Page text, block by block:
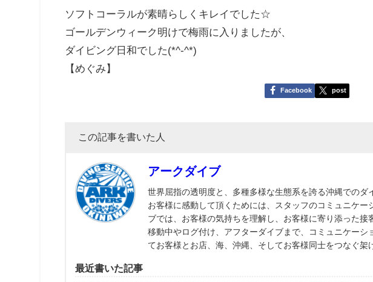
ソフトコーラルが素晴らしくキレイでした☆
ゴールデンウィーク明けで梅雨に入りましたが、
ダイビング日和でした(*^-^*)
【めぐみ】
Facebook post
この記事を書いた人
アークダイブ
世界屈指の透明度と、多種多様な生態系を誇る沖縄でのダ
お客様に感動して頂くためには、スタッフのコミュニケ
ブでは、お客様の気持ちを理解し、お客様に寄り添った接
移動中やログ付け、アフターダイブまで、コミュニケーシ
てお客様とお店、海、沖縄、そしてお客様同士をつなぐ架
最近書いた記事